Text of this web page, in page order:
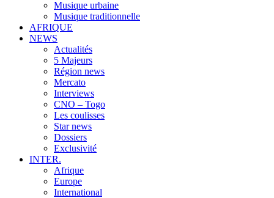
Musique urbaine
Musique traditionnelle
AFRIQUE
NEWS
Actualités
5 Majeurs
Région news
Mercato
Interviews
CNO – Togo
Les coulisses
Star news
Dossiers
Exclusivité
INTER.
Afrique
Europe
International